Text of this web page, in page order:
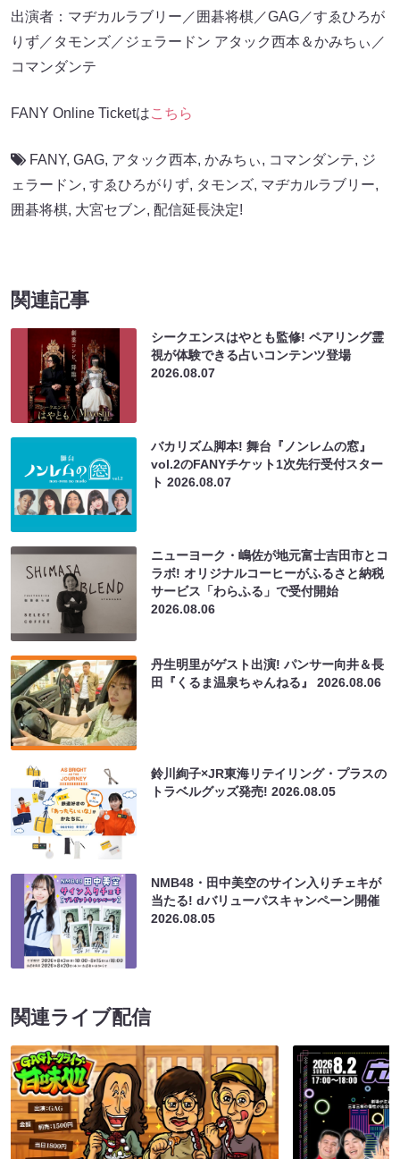
出演者：マヂカルラブリー／囲碁将棋／GAG／すゑひろが
りず／タモンズ／ジェラードン アタック西本＆かみちぃ／
コマンダンテ
FANY Online Ticketはこちら
FANY, GAG, アタック西本, かみちぃ, コマンダンテ, ジ
ェラードン, すゑひろがりず, タモンズ, マヂカルラブリー,
囲碁将棋, 大宮セブン, 配信延長決定!
関連記事
シークエンスはやとも監修! ペアリング霊
視が体験できる占いコンテンツ登場
2026.08.07
バカリズム脚本! 舞台『ノンレムの窓』
vol.2のFANYチケット1次先行受付スター
ト2026.08.07
ニューヨーク・嶋佐が地元富士吉田市とコ
ラボ! オリジナルコーヒーがふるさと納税
サービス「わらふる」で受付開始
2026.08.06
丹生明里がゲスト出演! パンサー向井＆長
田『くるま温泉ちゃんねる』2026.08.06
鈴川絢子×JR東海リテイリング・プラスの
トラベルグッズ発売!2026.08.05
NMB48・田中美空のサイン入りチェキが
当たる! dバリューパスキャンペーン開催
2026.08.05
関連ライブ配信